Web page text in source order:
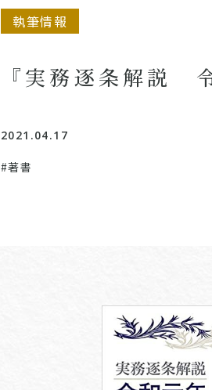
執筆情報
『実務逐条解説
2021.04.17
#著書